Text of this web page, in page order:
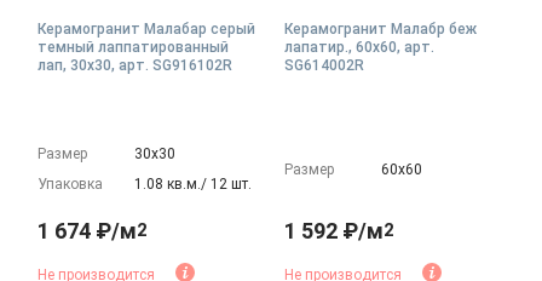
Керамогранит Малабар серый
темный лаппатированный
лап, 30x30, арт. SG916102R
Размер
30х30
Упаковка
1.08 кв.м./ 12 шт.
1 674 ₽/м2
Не производится
Керамогранит Малабр беж
лапатир., 60x60, арт.
SG614002R
Размер 60х60
1 592 ₽/м2
Не производится